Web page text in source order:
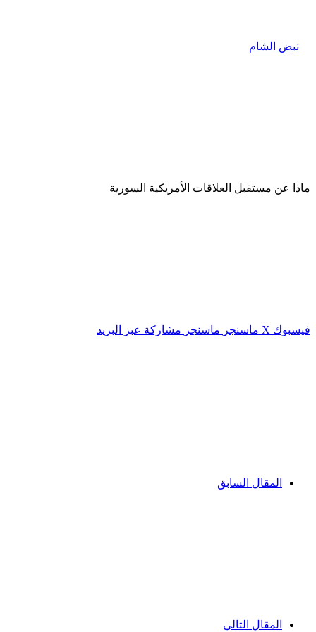
ماذا عن مستقبل العلاقات الأمريكية السورية
فيسبوك ‫X ماسنجر ماسنجر مشاركة عبر البريد
المقال السابق
المقال التالي